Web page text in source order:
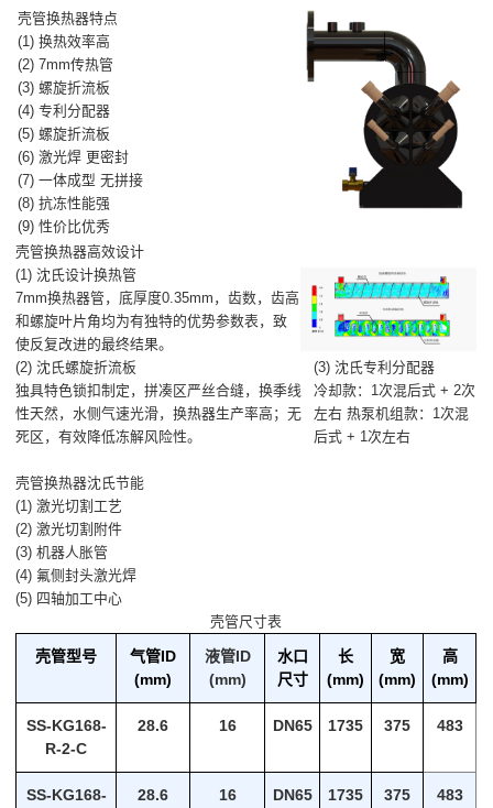
壳管换热器特点
(1) 换热效率高
(2) 7mm传热管
(3) 螺旋折流板
(4) 专利分配器
(5) 螺旋折流板
(6) 激光焊 更密封
(7) 一体成型 无拼接
(8) 抗冻性能强
(9) 性价比优秀
壳管换热器高效设计
(1) 沈氏设计换热管
7mm换热器管，底厚度0.35mm，齿数，齿高
和螺旋叶片角均为有独特的优势参数表，致
使反复改进的最终结果。
(2) 沈氏螺旋折流板
独具特色锁扣制定，拼凑区严丝合缝，换季线
性天然，水侧气速光滑，换热器生产率高；无
死区，有效降低冻解风险性。
(3) 沈氏专利分配器
冷却款：1次混后式 + 2次
左右 热泵机组款：1次混
后式 + 1次左右
壳管换热器沈氏节能
(1) 激光切割工艺
(2) 激光切割附件
(3) 机器人胀管
(4) 氟侧封头激光焊
(5) 四轴加工中心
壳管尺寸表
壳管型号
气管ID
(mm)
液管ID
(mm)
水口
尺寸
长
(mm)
宽
(mm)
高
(mm)
SS-KG168-
R-2-C
28.6 16 DN65 1735 375 483
SS-KG168-
28.6 16 DN65 1735 375 483